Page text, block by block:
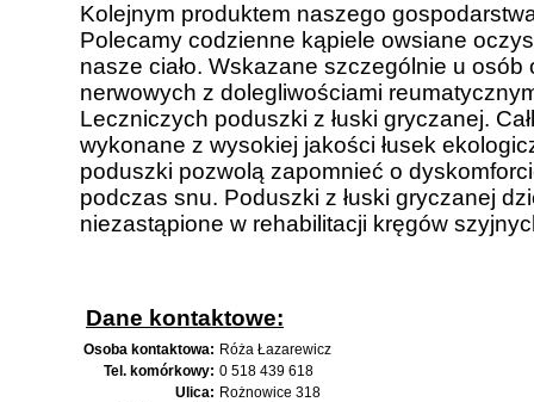
Kolejnym produktem naszego
Polecamy codzienne kąpiele owsiane
nasze ciało. Wskazane szczególnie u osób
nerwowych z dolegliwościami
Leczniczych poduszki z łuski gryczanej.
wykonane z wysokiej jakości łusek
poduszki pozwolą zapomnieć o
podczas snu. Poduszki z łuski gryczanej
niezastąpione w rehabilitacji kręgów
Dane kontaktowe:
Osoba kontaktowa: Róża Łazarewicz
Tel. komórkowy: 0 518 439 618
Ulica: Rożnowice 318